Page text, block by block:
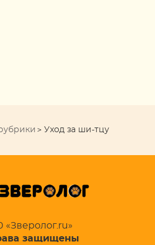
Уход за ши-тцу
«Зверолог.ru»
защищены